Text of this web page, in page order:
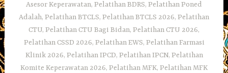
Asesor Keperawatan, Pelatihan BDRS, Pelatihan Poned
Adalah, Pelatihan BTCLS, Pelatihan BTCLS 2026, Pelatihan
CTU, Pelatihan CTU Bagi Bidan, Pelatihan CTU 2026,
Pelatihan CSSD 2026, Pelatihan EWS, Pelatihan Farmasi
Klinik 2026, Pelatihan IPCD, Pelatihan IPCN, Pelatihan
Komite Keperawatan 2026, Pelatihan MFK, Pelatihan MFK